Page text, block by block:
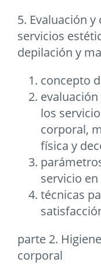
5. Evaluación
servicios
depilación y
concepto
los
corporal,
física y
servicio
técnicas
parte 2.
corporal